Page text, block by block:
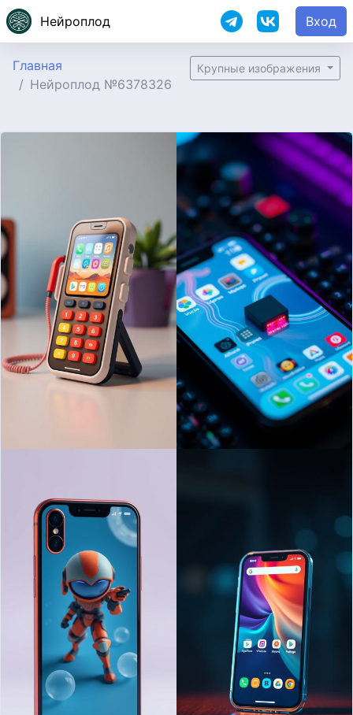
Нейроплод Вход
Главная
Нейроплод №6378326
Крупные изображения